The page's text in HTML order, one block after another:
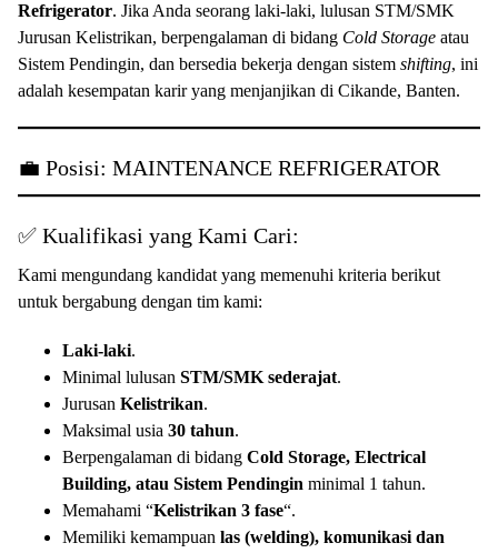
Refrigerator. Jika Anda seorang laki-laki, lulusan STM/SMK
Jurusan Kelistrikan, berpengalaman di bidang Cold Storage atau
Sistem Pendingin, dan bersedia bekerja dengan sistem shifting, ini
adalah kesempatan karir yang menjanjikan di Cikande, Banten.
💼 Posisi: MAINTENANCE REFRIGERATOR
✅ Kualifikasi yang Kami Cari:
Kami mengundang kandidat yang memenuhi kriteria berikut
untuk bergabung dengan tim kami:
Laki-laki.
Minimal lulusan STM/SMK sederajat.
Jurusan Kelistrikan.
Maksimal usia 30 tahun.
Berpengalaman di bidang Cold Storage, Electrical
Building, atau Sistem Pendingin minimal 1 tahun.
Memahami “Kelistrikan 3 fase“.
Memiliki kemampuan las (welding), komunikasi dan